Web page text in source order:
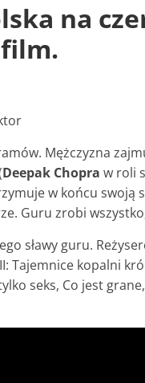
na
film.
Mężczyzna
Deepak Chopra w roli
w końcu swoją
Guru zrobi
sławy guru.
Tajemnice kopalni
seks, Co jest